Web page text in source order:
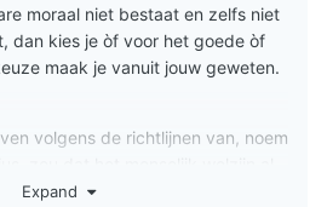
moraal niet bestaat en zelfs niet
dan kies je òf voor het goede òf
maak je vanuit jouw geweten.
volgens de richtlijnen van, noem
niet veel mensen doen dat.
Expand